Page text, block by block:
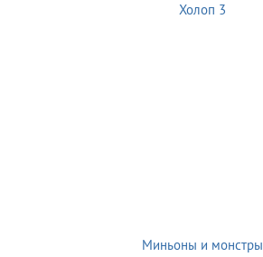
Холоп 3
Миньоны и монстры